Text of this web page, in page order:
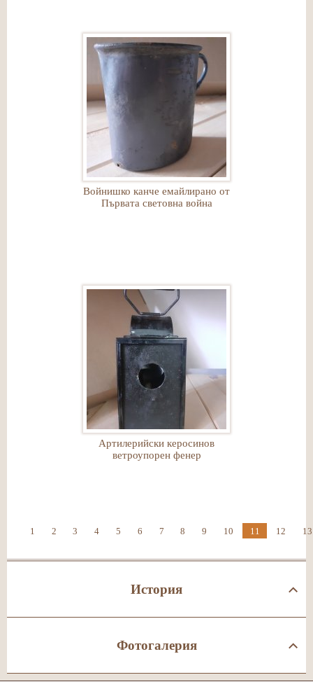
Войнишко канче емайлирано от
Първата световна война
Артилерийски керосинов
ветроупорен фенер
1 2 3 4 5 6 7 8 9 10 11 12 13
История
Фотогалерия